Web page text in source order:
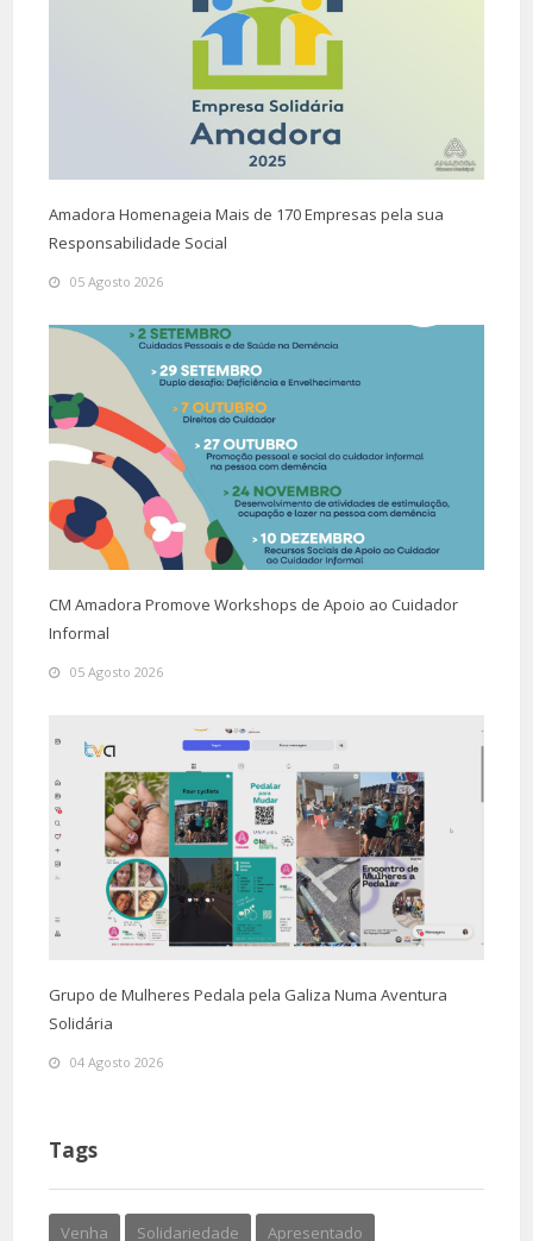
Amadora Homenageia Mais de 170 Empresas pela sua
Responsabilidade Social
05 Agosto 2026
CM Amadora Promove Workshops de Apoio ao Cuidador
Informal
05 Agosto 2026
Grupo de Mulheres Pedala pela Galiza Numa Aventura
Solidária
04 Agosto 2026
Tags
Venha Solidariedade Apresentado